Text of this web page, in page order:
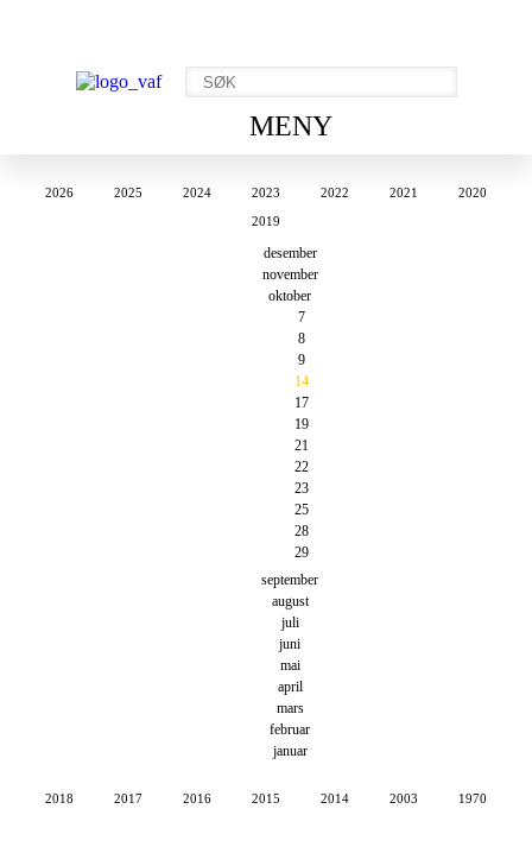
MENY
2026 2025 2024 2023 2022 2021
2020
2019
desember
november
oktober
7
8
9
14
17
19
21
22
23
25
28
29
september
august
juli
juni
mai
april
mars
februar
januar
2018 2017 2016 2015 2014 2003 1970